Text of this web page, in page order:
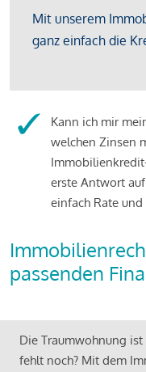
Kann ich mir
welchen Zinsen
erste Antwort
einfach Rate
passenden
Die Traumwohnung
fehlt noch? Mit dem